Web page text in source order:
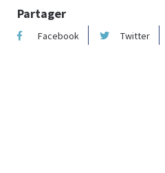
Partager
Facebook Twitter